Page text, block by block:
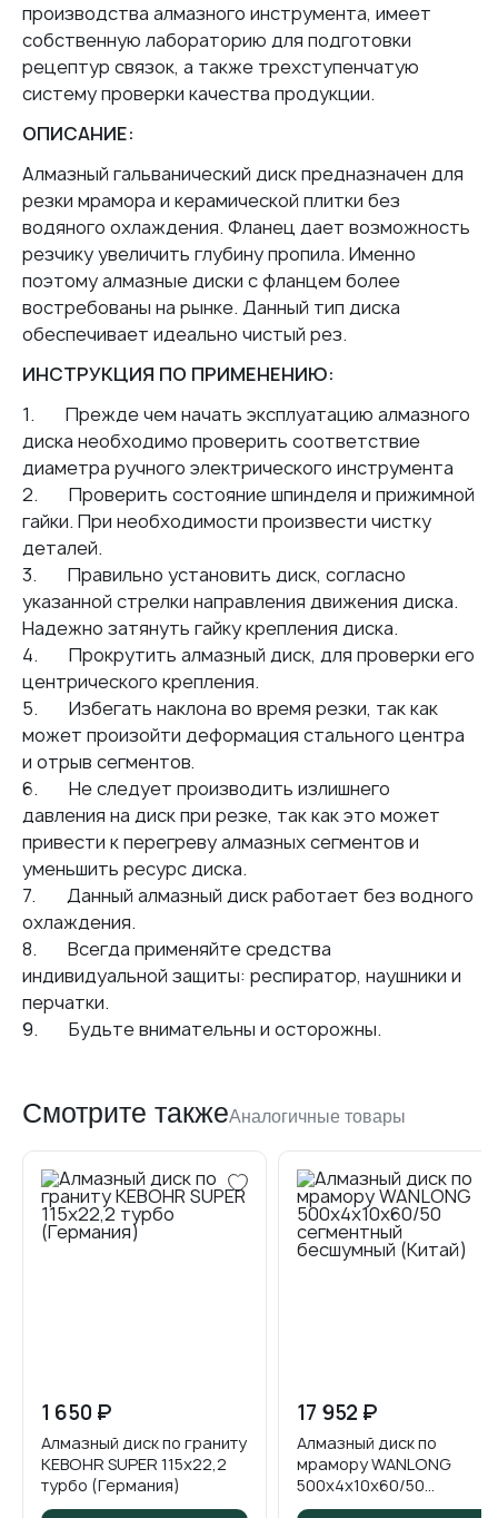
производства алмазного инструмента, имеет
собственную лабораторию для подготовки
рецептур связок, а также трехступенчатую
систему проверки качества продукции.
ОПИСАНИЕ:
Алмазный гальванический диск предназначен для
резки мрамора и керамической плитки без
водяного охлаждения. Фланец дает возможность
резчику увеличить глубину пропила. Именно
поэтому алмазные диски с фланцем более
востребованы на рынке. Данный тип диска
обеспечивает идеально чистый рез.
ИНСТРУКЦИЯ ПО ПРИМЕНЕНИЮ:
1. Прежде чем начать эксплуатацию алмазного
диска необходимо проверить соответствие
диаметра ручного электрического инструмента
2. Проверить состояние шпинделя и прижимной
гайки. При необходимости произвести чистку
деталей.
3. Правильно установить диск, согласно
указанной стрелки направления движения диска.
Надежно затянуть гайку крепления диска.
4. Прокрутить алмазный диск, для проверки его
центрического крепления.
5. Избегать наклона во время резки, так как
может произойти деформация стального центра
и отрыв сегментов.
6. Не следует производить излишнего
давления на диск при резке, так как это может
привести к перегреву алмазных сегментов и
уменьшить ресурс диска.
7. Данный алмазный диск работает без водного
охлаждения.
8. Всегда применяйте средства
индивидуальной защиты: респиратор, наушники и
перчатки.
9. Будьте внимательны и осторожны.
Смотрите такжеАналогичные товары
Алмазный диск по граниту
KEBOHR SUPER 115x22,2
турбо (Германия)
1 650 ₽
Алмазный диск по
мрамору WANLONG
500х4х10х60/50
сегментный бесшумный ...
17 952 ₽
Алмазный диск по
мрамору DIAMUT 1A1R
EMUP 150х2,5х5хМ14
Гальв. с зубом...
5 950 ₽
Алмазный диск по
мрамору DIAMUT
125х2,5х3,5хМ14
гальваника с зубом (Ит...
По запросу